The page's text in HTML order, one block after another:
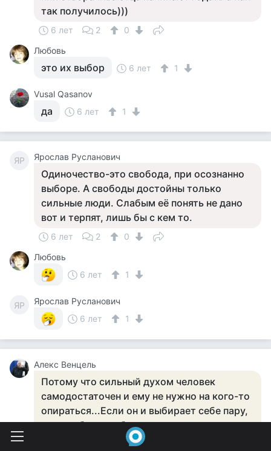
так получилось)))
6 лет 2
0
Любовь
это их выбор 6 лет 1
Vusal Qasanov
да 6 лет 1
ЯР Ярослав Русланович
Одиночество-это свобода, при осознанно
выборе. А свободы достойны только
сильные люди. Слабым её понять не дано
вот и терпят, лишь бы с кем то.
6 лет 2
0
Любовь
6 лет
1
ЯР
Ярослав Русланович
6 лет
1
Алекс Венцель
Потому что сильный духом человек
самодостаточен и ему не нужно на кого-то
опираться...Если он и выбирает себе пару,
то подобного себе...
0